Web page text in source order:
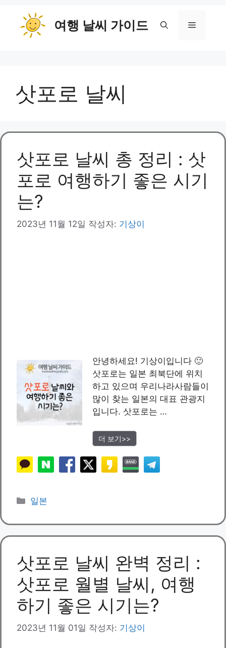
여행 날씨 가이드 메
삿포로 날씨
삿포로 날씨 총 정리 : 삿
포로 여행하기 좋은 시기
는?
2023년 11월 12일 작성자: 기상이
안녕하세요! 기상이입니다 🙂
삿포로는 일본 최북단에 위치
하고 있으며 우리나라사람들이
많이 찾는 일본의 대표 관광지
입니다. 삿포로는 …
더 보기>>
카
고
리
일본
삿포로 날씨 완벽 정리 :
삿포로 월별 날씨, 여행
하기 좋은 시기는?
2023년 11월 01일 작성자: 기상이